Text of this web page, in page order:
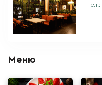
Тел.:
Меню